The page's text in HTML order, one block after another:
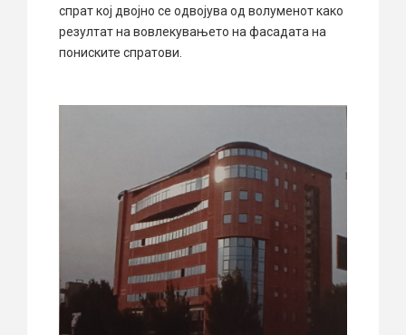
спрат кој двојно се одвојува од волуменот како
резултат на вовлекувањето на фасадата на
пониските спратови.